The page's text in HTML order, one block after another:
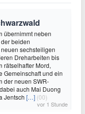
übernimmt neben
beiden
sechsteiligen
Dreharbeiten bis
rätselhafter Mord,
Gemeinschaft und ein
der neuen SWR-
auch Mai Duong
Jentsch […] (00)
vor 1 Stunde